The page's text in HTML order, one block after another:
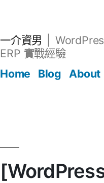
一介資男
ERP 實戰經驗
Home
Blog About